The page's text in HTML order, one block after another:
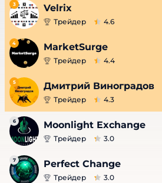
3 Velrix
Трейдер 4.6
4 MarketSurge
Трейдер 4.4
5 Дмитрий Виноградов
Трейдер 4.3
6 Moonlight Exchange
Трейдер 3.0
7 Perfect Change
Трейдер 3.0